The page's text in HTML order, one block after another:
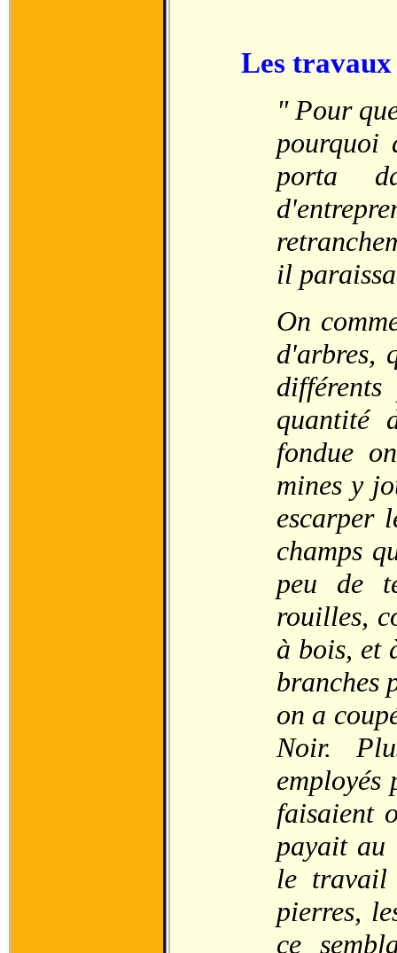
Les travaux
" Pour
pourquoi
porta
il
On
d'arbres,
quantité
fondue
mines y
escarper
champs
peu de
rouilles,
à bois, et
branches
on a
Noir.
employés
faisaient
payait au
le travail
pierres,
ce